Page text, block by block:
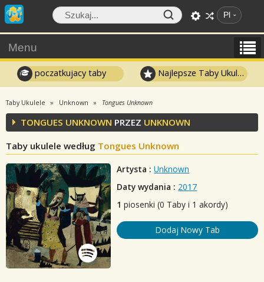
Pl
Menu
poczatkujacy taby Najlepsze Taby Ukulele
Taby Ukulele Unknown Tongues Unknown
TONGUES UNKNOWN PRZEZ UNKNOWN
Taby ukulele według Tongues Unknown
Artysta : Unknown
Daty wydania : 2017
1 piosenki (0 Taby i 1 akordy)
Dodaj Nowy Tab